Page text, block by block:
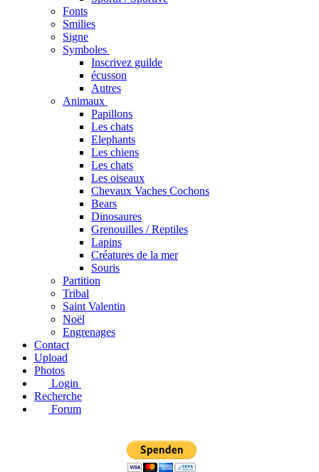
Fonts
Smilies
Signe
Symboles
Inscrivez guilde
écusson
Autres
Animaux
Papillons
Les chats
Elephants
Les chiens
Les chats
Les oiseaux
Chevaux Vaches Cochons
Bears
Dinosaures
Grenouilles / Reptiles
Lapins
Créatures de la mer
Souris
Partition
Tribal
Saint Valentin
Noël
Engrenages
Contact
Upload
Photos
Login
Recherche
Forum